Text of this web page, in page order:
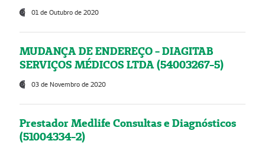
01 de Outubro de 2020
MUDANÇA DE ENDEREÇO - DIAGITAB
SERVIÇOS MÉDICOS LTDA (54003267-5)
03 de Novembro de 2020
Prestador Medlife Consultas e Diagnósticos
(51004334-2)